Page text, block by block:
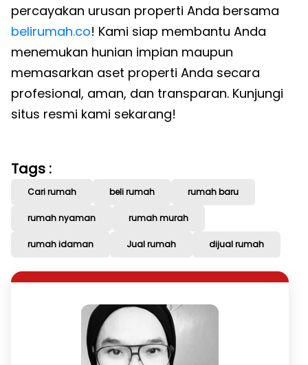
percayakan urusan properti Anda bersama
belirumah.co! Kami siap membantu Anda
menemukan hunian impian maupun
memasarkan aset properti Anda secara
profesional, aman, dan transparan. Kunjungi
situs resmi kami sekarang!
Tags :
Cari rumah beli rumah rumah baru
rumah nyaman rumah murah
rumah idaman Jual rumah dijual rumah